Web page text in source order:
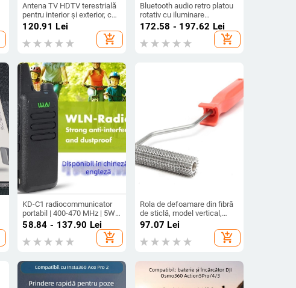
Antena TV HDTV terestrială
pentru interior și exterior, cu
amplificare a semnalului
120.91 Lei
add_shopping_cart
Bluetooth audio retro platou
rotativ cu iluminare
ambientală, difuzor cu
172.58 - 197.62 Lei
add_shopping_cart
KD-C1 radiocommunicator
portabil | 400-470 MHz | 5W |
16 canale | rază 3-5 km |
Li‑ion 1500 mAh | Rezistent
la cădere | 3.7V
58.84 - 137.90 Lei
add_shopping_cart
Rola de defoamare din fibră
de sticlă, model vertical,
diametrul 21 mm, lungimea
97.07 Lei
add_shopping_cart